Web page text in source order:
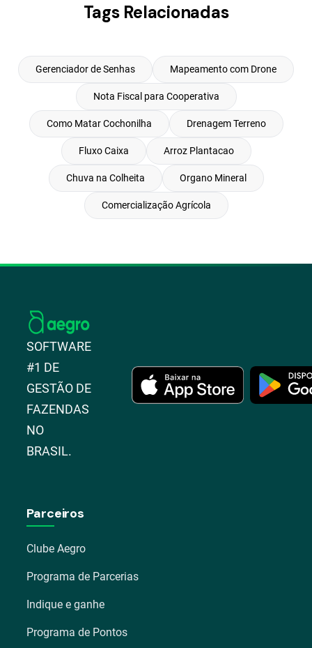
Tags Relacionadas
Gerenciador de Senhas Mapeamento com Drone
Nota Fiscal para Cooperativa
Como Matar Cochonilha Drenagem Terreno
Fluxo Caixa Arroz Plantacao
Chuva na Colheita Organo Mineral
Comercialização Agrícola
SOFTWARE
#1 DE
GESTÃO DE
FAZENDAS
NO
BRASIL.
Parceiros
Clube Aegro
Programa de Parcerias
Indique e ganhe
Programa de Pontos